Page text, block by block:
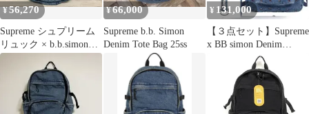
¥56,270
Supreme シュプリーム
リュック × b.b.simon
Denim Backpack
¥66,000
Supreme b.b. Simon
Denim Tote Bag 25ss
¥ 131,000
【３点セット】Supreme
x BB simon Denim